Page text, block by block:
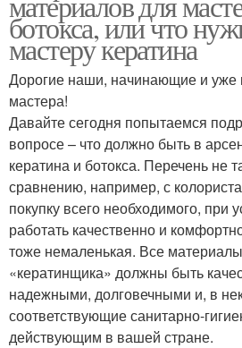
ботокса, или что
мастеру кератина
Дорогие наши, начинающие и уже
мастера!
Давайте сегодня попытаемся
вопросе – что должно быть в
кератина и ботокса. Перечень не
сравнению, например, с
покупку всего необходимого, при
работать качественно и
тоже немаленькая. Все
«кератинщика» должны быть
надежными, долговечными и, в
соответствующие санитарно-
действующим в вашей стране.